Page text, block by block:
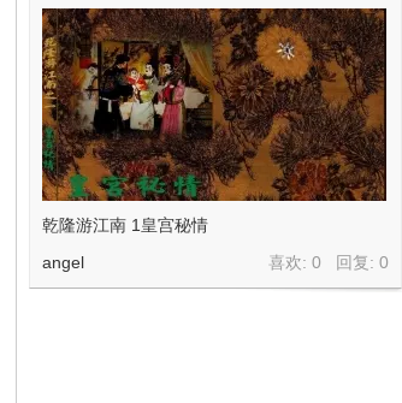
乾隆游江南 1皇宫秘情
喜欢: 0 回复:0
angel